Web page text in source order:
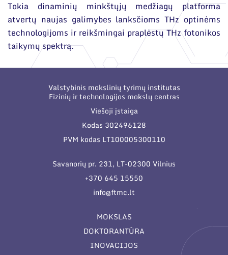
Tokia dinaminių minkštųjų medžiagų platforma
atvertų naujas galimybes lanksčioms THz optinėms
technologijoms ir reikšmingai praplėstų THz fotonikos
taikymų spektrą.
Valstybinis mokslinių tyrimų institutas
Fizinių ir technologijos mokslų centras
Viešoji įstaiga
Kodas 302496128
PVM kodas LT100005300110
Savanorių pr. 231, LT-02300 Vilnius
+370 645 15550
info@ftmc.lt
MOKSLAS
DOKTORANTŪRA
INOVACIJOS